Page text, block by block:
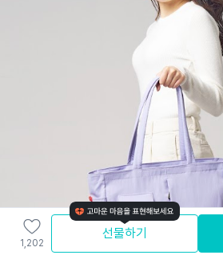
1,202
선물하기